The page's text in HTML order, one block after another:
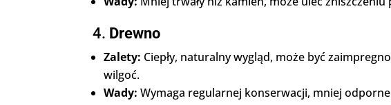
4. Drewno
Zalety: Ciepły, naturalny wygląd, może być
wilgoć.
Wady: Wymaga regularnej konserwacji, mniej